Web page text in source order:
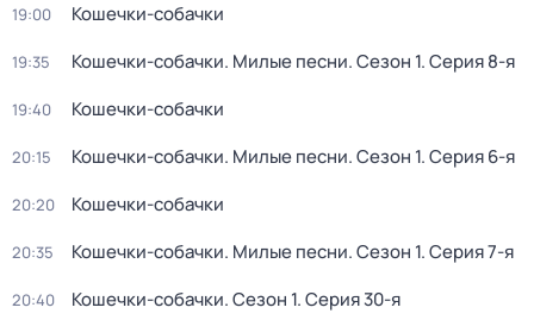
19:00 Кошечки-собачки
19:35 Кошечки-собачки. Милые песни. Сезон 1. Серия 8-я
19:40 Кошечки-собачки
20:15 Кошечки-собачки. Милые песни. Сезон 1. Серия 6-я
20:20 Кошечки-собачки
20:35 Кошечки-собачки. Милые песни. Сезон 1. Серия 7-я
20:40 Кошечки-собачки. Сезон 1. Серия 30-я